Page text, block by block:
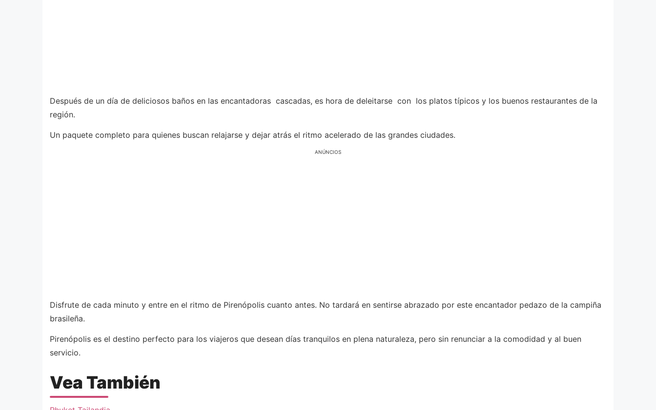
Después de un día de deliciosos baños en las encantadoras cascadas, es hora de deleitarse con los platos típicos y los buenos restaurantes de la
región.
Un paquete completo para quienes buscan relajarse y dejar atrás el ritmo acelerado de las grandes ciudades.
ANÚNCIOS
Disfrute de cada minuto y entre en el ritmo de Pirenópolis cuanto antes. No tardará en sentirse abrazado por este encantador pedazo de la campiña
brasileña.
Pirenópolis es el destino perfecto para los viajeros que desean días tranquilos en plena naturaleza, pero sin renunciar a la comodidad y al buen
servicio.
Vea También